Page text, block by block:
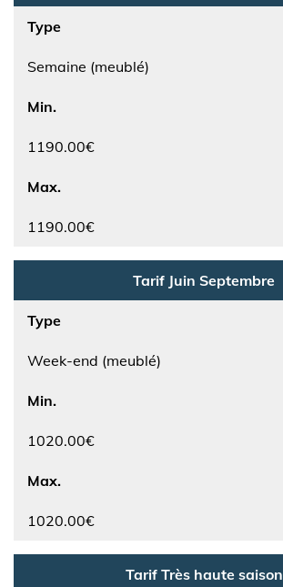
Type
Semaine (meublé)
Min.
1190.00€
Max.
1190.00€
Tarif Juin Septembre
Type
Week-end (meublé)
Min.
1020.00€
Max.
1020.00€
Tarif Très haute saison